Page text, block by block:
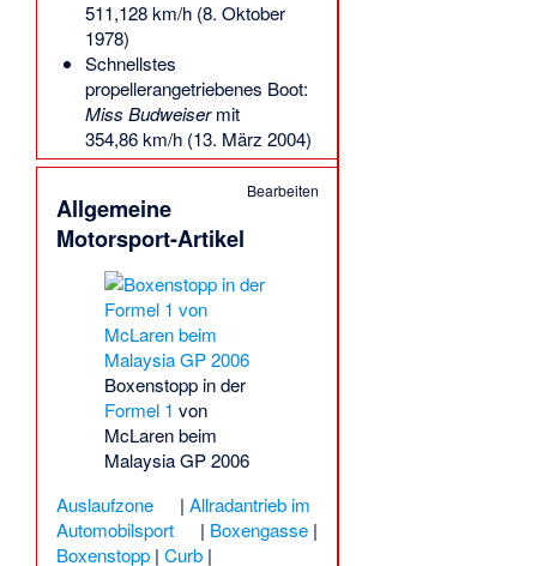
511,128 km/h (8. Oktober
1978)
Schnellstes
propellerangetriebenes Boot:
Miss Budweisermit
354,86 km/h (13. März 2004)
Bearbeiten
Allgemeine
Motorsport-Artikel
Boxenstopp in der
Formel 1 von
McLaren beim
Malaysia GP 2006
Auslaufzone
| Allradantrieb im
Automobilsport
| Boxengasse|
Boxenstopp| Curb|